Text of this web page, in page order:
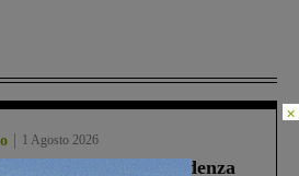
1 Agosto 2026
finanziata oltre la scadenza
×